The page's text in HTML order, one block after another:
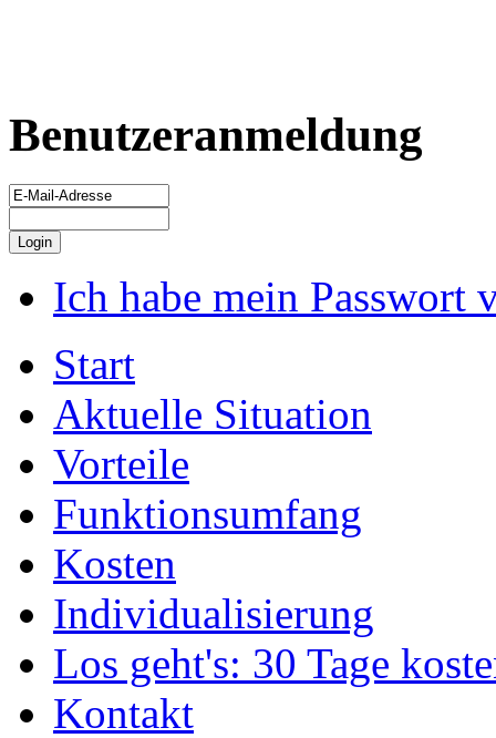
Benutzeranmeldung
Ich habe mein Passwort
Start
Aktuelle Situation
Vorteile
Funktionsumfang
Kosten
Individualisierung
Los geht's: 30 Tage
Kontakt